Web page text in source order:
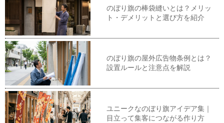
のぼり旗の棒袋縫いとは？メリッ
ト・デメリットと選び方を紹介
のぼり旗の屋外広告物条例とは？
設置ルールと注意点を解説
ユニークなのぼり旗アイデア集｜
目立って集客につながる作り方